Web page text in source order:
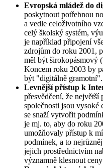
Evropská mládež do
poskytnout potřebnou
a vedle celoživotního
celý školský systém,
je například připojení
zdrojům do roku 2001,
měl být širokopásmový
Koncem roku 2003 by
být "digitálně gramotní".
Levnější přístup k
přesvědčení, že
společnosti jsou vysoké
se snaží vytvořit
je mj. to, aby do roku
umožňovaly přístup k
podmínek, a to
jejich prostřednictvím
významně klesnout